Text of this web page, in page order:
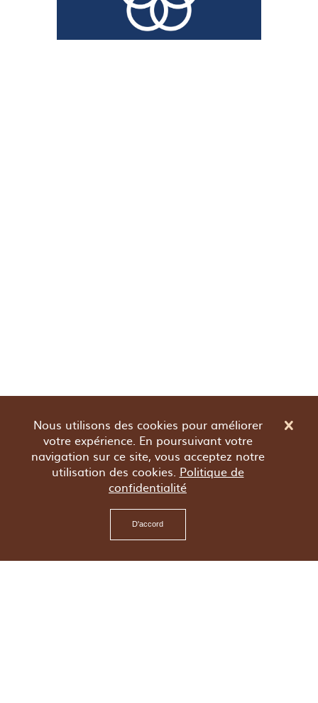
Nous utilisons des cookies pour améliorer
votre expérience. En poursuivant votre
navigation sur ce site, vous acceptez notre
utilisation des cookies. Politique de
confidentialité
D'accord